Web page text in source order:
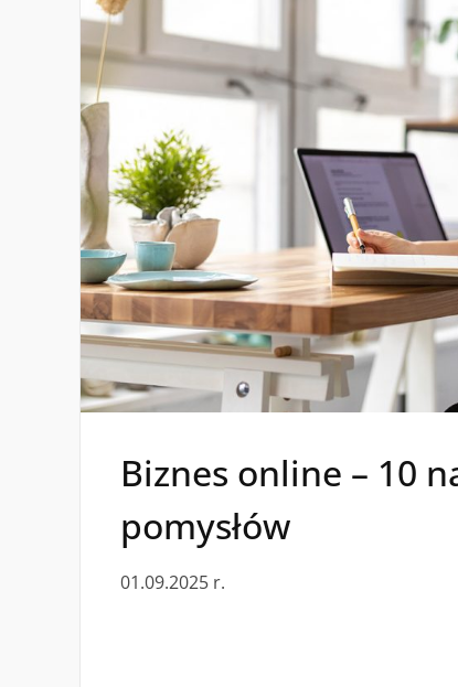
Biznes online – 10
pomysłów
01.09.2025 r.